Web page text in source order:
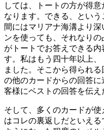
しては、トートの方が得
なります。できる、とい
間にはマリアナ海溝より
ンを使っても、それなり
がトートでお答えできる
す。私はもう四十年以上
ました。そこから得られ
の他のカードからの回答
客様にベストの回答を伝え
そして、多くのカードが
はコレの裏返しだといえ